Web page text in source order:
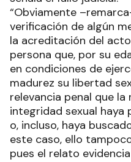
“Obviamente
verificación de algún
la acreditación del
persona que, por su
en condiciones de
madurez su libertad
relevancia penal que
integridad sexual
o, incluso, haya
este caso, ello
pues el relato